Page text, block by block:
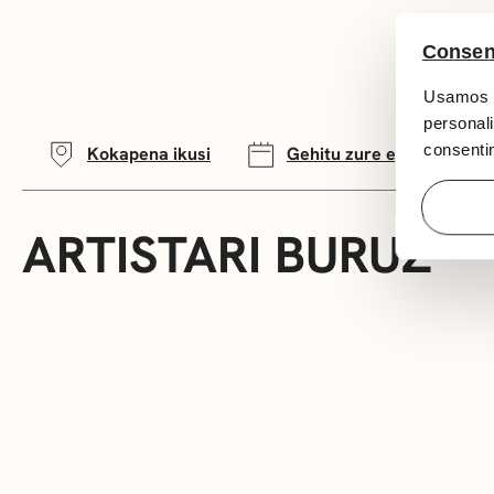
Usamos
Kokapena ikusi Gehitu zure egutegira
ARTISTARI BURUZ